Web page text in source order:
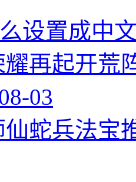
设置成中
再起开荒
03
仙蛇兵法宝